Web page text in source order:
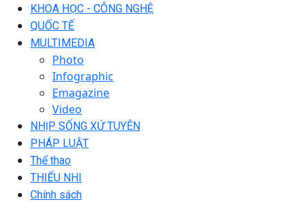
KHOA HỌC - CÔNG NGHỆ
QUỐC TẾ
MULTIMEDIA
Photo
Infographic
Emagazine
Video
NHỊP SỐNG XỨ TUYÊN
PHÁP LUẬT
Thể thao
THIẾU NHI
Chính sách